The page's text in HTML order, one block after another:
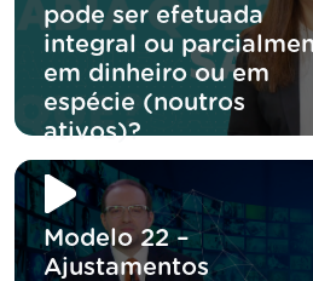
pode ser efetuada
integral ou
em dinheiro ou em
espécie (noutros
ativos)?
Modelo 22 –
Ajustamentos